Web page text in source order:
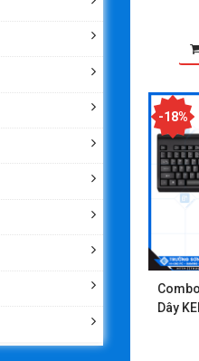
-18%
Dây